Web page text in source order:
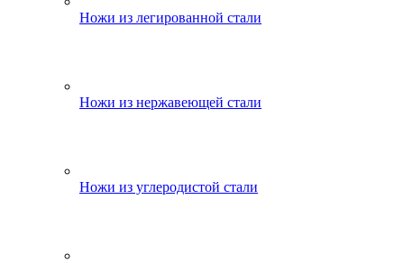
Ножи из легированной стали
Ножи из нержавеющей стали
Ножи из углеродистой стали